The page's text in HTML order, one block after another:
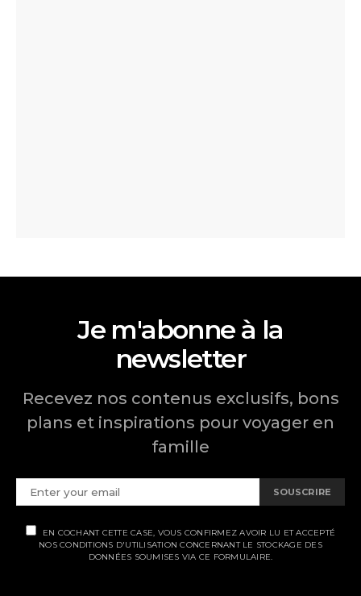
Je m'abonne à la
newsletter
Recevez nos contenus exclusifs, bons
plans et inspirations pour voyager en
famille
SOUSCRIRE
EN COCHANT CETTE CASE, VOUS CONFIRMEZ AVOIR LU ET ACCEPTÉ
NOS CONDITIONS D'UTILISATION CONCERNANT LE STOCKAGE DES
DONNÉES SOUMISES VIA CE FORMULAIRE.